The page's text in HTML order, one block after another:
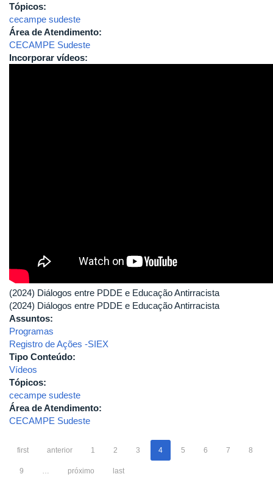
Tópicos:
cecampe sudeste
Área de Atendimento:
CECAMPE Sudeste
Incorporar vídeos:
(2024) Diálogos entre PDDE e Educação Antirracista
(2024) Diálogos entre PDDE e Educação Antirracista
Assuntos:
Programas
Registro de Ações -SIEX
Tipo Conteúdo:
Vídeos
Tópicos:
cecampe sudeste
Área de Atendimento:
CECAMPE Sudeste
first anterior 1 2 3 4 5 6 7 8
9 próximo last